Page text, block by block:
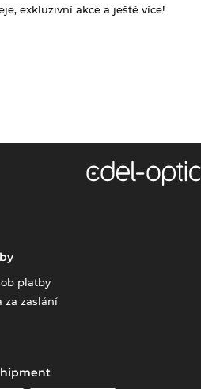
exkluzivní akce a ještě více!
platby
za zaslání